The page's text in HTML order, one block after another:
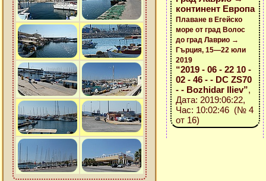
континент Европа
Плаване в Егейско
море от град Волос
до град Лаврио →
Гърция, 15—22 юли
2019
“2019 - 06 - 22 10 -
02 - 46 - - DC ZS70
- - Bozhidar Iliev”,
Дата: 2019:06:22,
Час: 10:02:46 (№ 4
от 16)